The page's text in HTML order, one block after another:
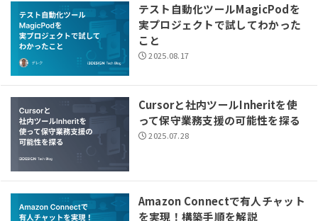
テスト自動化ツールMagicPodを
実プロジェクトで試してわかった
こと
2025.08.17
Cursorと社内ツールInheritを使
って保守業務支援の可能性を探る
2025.07.28
Amazon Connectで有人チャット
を実現！構築手順を解説